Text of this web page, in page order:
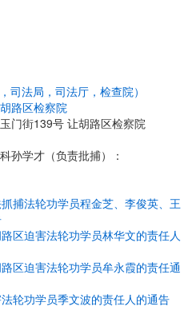
司法局，司法厅，检查院）
路区检察院
门街139号 让胡路区检察院
孙学才（负责批捕）：
捕法轮功学员程金芝、李俊英、王
区迫害法轮功学员林华文的责任人
区迫害法轮功学员牟永霞的责任通
轮功学员季文波的责任人的通告